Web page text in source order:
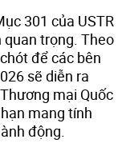
301 của USTR
trọng. Theo
để các bên
sẽ diễn ra
mại Quốc
mang tính
động.